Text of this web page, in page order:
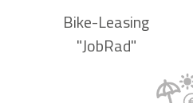
Bike-Leasing
"JobRad"